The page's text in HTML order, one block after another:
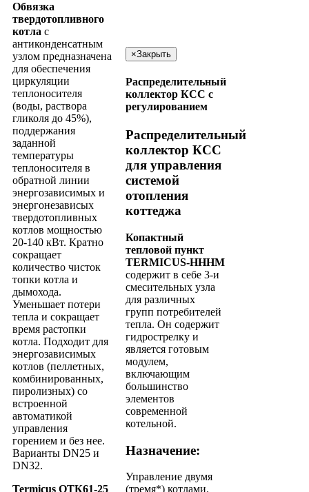
Обвязка
твердотопливного
котла c
антиконденсатным
узлом предназначена
для обеспечения
циркуляции
теплоносителя
(воды, раствора
гликоля до 45%),
поддержания
заданной
температуры
теплоносителя в
обратной линии
энергозависимых и
энергонезависых
твердотопливных
котлов мощностью
20-140 кВт. Кратно
сокращает
количество чисток
топки котла и
дымохода.
Уменьшает потери
тепла и сокращает
время растопки
котла. Подходит для
энергозависимых
котлов (пеллетных,
комбинированных,
пиролизных) со
встроенной
автоматикой
управления
горением и без нее.
Варианты DN25 и
DN32.
Termicus ОТК61-25
×Закрыть
Распределительный
коллектор КСС с
регулированием
Распределительный
коллектор КСС
для управления
системой
отопления
коттеджа
Копактный
тепловой пункт
TERMICUS-НННМ
содержит в себе 3-и
смесительных узла
для различных
групп потребителей
тепла. Он содержит
гидрострелку и
является готовым
модулем,
включающим
большинство
элементов
современной
котельной.
Назначение:
Управление двумя
(тремя*) котлами.